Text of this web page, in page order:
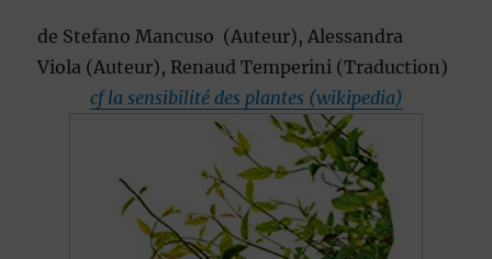
de Stefano Mancuso (Auteur),Alessandra
Viola (Auteur), Renaud Temperini (Traduction)
cf la sensibilité des plantes (wikipedia)